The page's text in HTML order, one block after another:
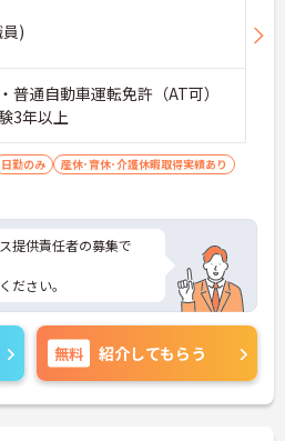
専門性＞
訪問介護が併設されて
師、理学療法士・作業
多数在籍しています。
どまらず、多職種と連
難病のご利用者様の
の個別ケアに深く関わ
スや連携を通じて医療
。
)
普通自動車運転免許（AT可）
3年以上
日勤のみ
産休･育休･介護休暇取得実績あり
提供責任者の募集で
ださい。
無料 紹介してもらう